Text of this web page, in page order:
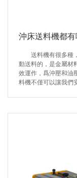
沖床送料機都有
送料機有很多種，
動送料的，是金屬材
效運作，爲沖壓和油
料機不僅可以讓我們